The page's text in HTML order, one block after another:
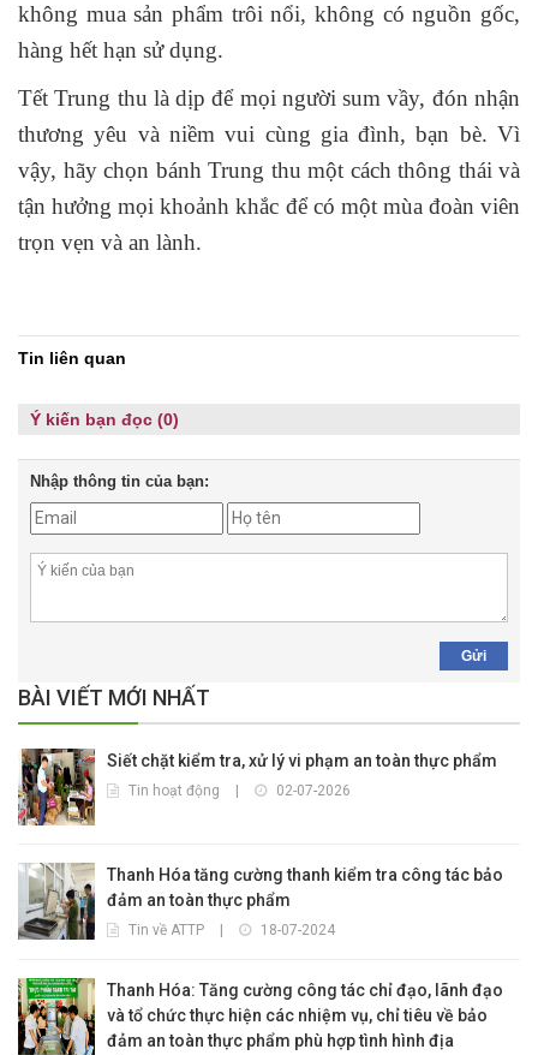
không mua sản phẩm trôi nổi, không có nguồn gốc,
hàng hết hạn sử dụng.
Tết Trung thu là dịp để mọi người sum vầy, đón nhận
thương yêu và niềm vui cùng gia đình, bạn bè. Vì
vậy, hãy chọn bánh Trung thu một cách thông thái và
tận hưởng mọi khoảnh khắc để có một mùa đoàn viên
trọn vẹn và an lành.
Tin liên quan
Ý kiến bạn đọc (0)
Nhập thông tin của bạn:
Gửi
BÀI VIẾT MỚI NHẤT
Siết chặt kiểm tra, xử lý vi phạm an toàn thực phẩm
Tin hoạt động 02-07-2026
Thanh Hóa tăng cường thanh kiểm tra công tác bảo
đảm an toàn thực phẩm
Tin về ATTP 18-07-2024
Thanh Hóa: Tăng cường công tác chỉ đạo, lãnh đạo
và tổ chức thực hiện các nhiệm vụ, chỉ tiêu về bảo
đảm an toàn thực phẩm phù hợp tình hình địa